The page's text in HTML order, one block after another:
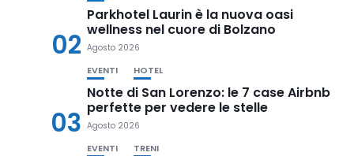
02
Parkhotel Laurin è la nuova oasi
wellness nel cuore di Bolzano
Agosto 2026
03
EVENTI HOTEL
Notte di San Lorenzo: le 7 case Airbnb
perfette per vedere le stelle
Agosto 2026
EVENTI TRENI